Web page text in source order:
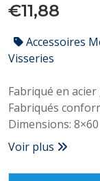
€11,88
Accessoires
Visseries
Fabriqué en
Fabriqués
Dimensions: 8×60
Voir plus